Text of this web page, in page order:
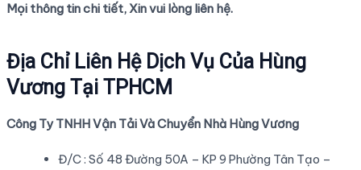
Mọi thông tin chi tiết, Xin vui lòng liên hệ.
Địa Chỉ Liên Hệ Dịch Vụ Của Hùng
Vương Tại TPHCM
Công Ty TNHH Vận Tải Và Chuyển Nhà Hùng Vương
Đ/C : Số 48 Đường 50A – KP 9 Phường Tân Tạo –